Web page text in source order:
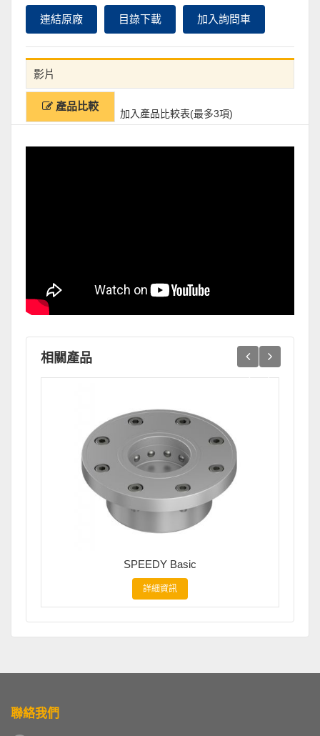
連結原廠 目錄下載 加入詢問車
影片
產品比較
加入產品比較表(最多3項)
相關產品
SPEEDY Basic
詳細資訊
聯絡我們